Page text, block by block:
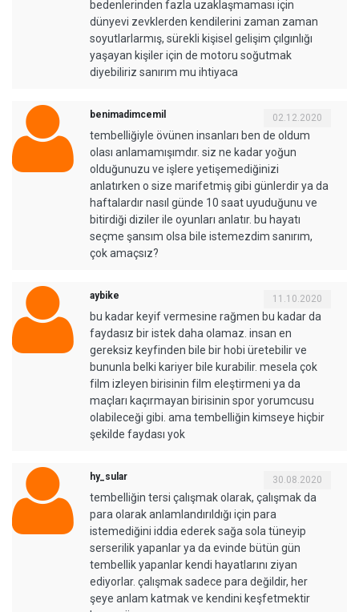
bedenlerinden fazla uzaklaşmaması için
dünyevi zevklerden kendilerini zaman zaman
soyutlarlarmış, sürekli kişisel gelişim çılgınlığı
yaşayan kişiler için de motoru soğutmak
diyebiliriz sanırım mu ihtiyaca
benimadimcemil 02.12.2020
tembelliğiyle övünen insanları ben de oldum
olası anlamamışımdır. siz ne kadar yoğun
olduğunuzu ve işlere yetişemediğinizi
anlatırken o size marifetmiş gibi günlerdir ya da
haftalardır nasıl günde 10 saat uyuduğunu ve
bitirdiği diziler ile oyunları anlatır. bu hayatı
seçme şansım olsa bile istemezdim sanırım,
çok amaçsız?
aybike 11.10.2020
bu kadar keyif vermesine rağmen bu kadar da
faydasız bir istek daha olamaz. insan en
gereksiz keyfinden bile bir hobi üretebilir ve
bununla belki kariyer bile kurabilir. mesela çok
film izleyen birisinin film eleştirmeni ya da
maçları kaçırmayan birisinin spor yorumcusu
olabileceği gibi. ama tembelliğin kimseye hiçbir
şekilde faydası yok
hy_sular 30.08.2020
tembelliğin tersi çalışmak olarak, çalışmak da
para olarak anlamlandırıldığı için para
istemediğini iddia ederek sağa sola tüneyip
serserilik yapanlar ya da evinde bütün gün
tembellik yapanlar kendi hayatlarını ziyan
ediyorlar. çalışmak sadece para değildir, her
şeye anlam katmak ve kendini keşfetmektir